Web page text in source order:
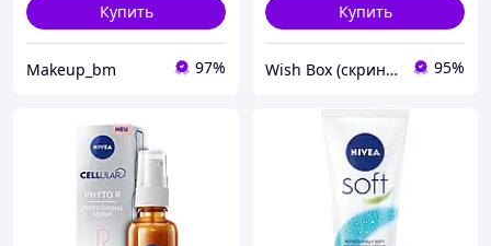
Купить
Makeup_bm 97%
Купить
Wish Box (скринька бажань) 95%